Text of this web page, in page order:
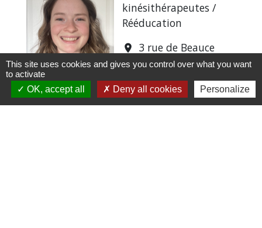
kinésithérapeutes /
Rééducation
location_on
3 rue de Beauce
28630 Barjouville
phone +33 6 59 92 99 10
Masseur-
This site uses cookies and gives you control over what you want
to activate
OK, accept all
Deny all cookies Personalize